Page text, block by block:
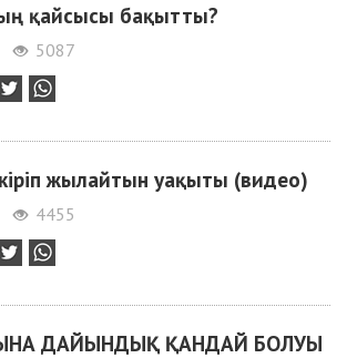
қайсысы бақытты?
5087
жылайтын уақыты (видео)
4455
ДАЙЫНДЫҚ ҚАНДАЙ БОЛУЫ